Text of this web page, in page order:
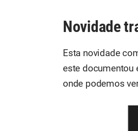
Novidade
Esta novidade
este documentou
onde podemos